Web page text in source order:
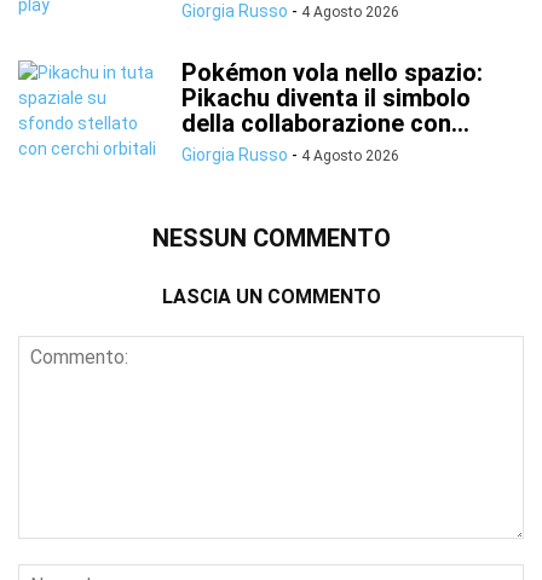
Giorgia Russo - 4 Agosto 2026
Pokémon vola nello spazio:
Pikachu diventa il simbolo
della collaborazione con...
Giorgia Russo - 4 Agosto 2026
NESSUN COMMENTO
LASCIA UN COMMENTO